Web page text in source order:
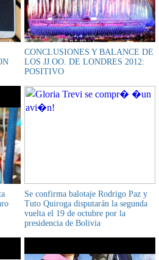
CONCLUSIONES Y BALANCE DE
LOS JJ.OO. DE LONDRES 2012:
POSITIVO
Se confirma balotaje Rodrigo Paz y
Tuto Quiroga disputarán la segunda
vuelta el 19 de octubre por la
presidencia de Bolivia